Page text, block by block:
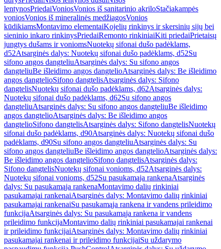
lentynosPriedaiVoniosVonios iš sanitarinio akriloStačiakampės
voniosVonios iš mineralinės medžiagosVonios
kūdikiamsMontavimo elementaiKojelių rinkinys ir skersinių sijų bei
sieninio inkaro rinkinysPriedaiRemonto rinkiniaiKiti priedaiPrietaisų
jungtys dušams ir voniomsNuotekų sifonai dušo padėklams,
d52Atsarginės dalys: Nuotekų sifonai dušo padėklams, d52Su
sifono angos dangteliuAtsarginės dalys: Su sifono angos
dangteliuBe išleidimo angos dangtelioAtsarginės dalys: Be išleidimo
angos dangtelioSifono dangtelisAtsarginės dalys: Sifono
dangtelisNuotekų sifonai dušo padėklams, d62Atsarginės dalys:
Nuotekų sifonai dušo padėklams, d62Su sifono angos
dangteliuAtsarginės dalys: Su sifono angos dangteliuBe išleidimo
angos dangtelioAtsarginės dalys: Be išleidimo angos
dangtelioSifono dangtelisAtsarginės dalys: Sifono dangtelisNuotekų
sifonai dušo padėklams, d90Atsarginės dalys: Nuotekų sifonai dušo
padėklams, d90Su sifono angos dangteliuAtsarginės dalys: Su
sifono angos dangteliuBe išleidimo angos dangtelioAtsarginės dalys:
Be išleidimo angos dangtelioSifono dangtelisAtsarginės dalys:
Sifono dangtelisNuotekų sifonai vonioms, d52Atsarginės dalys:
Nuotekų sifonai vonioms, d52Su pasukamąja rankenaAtsarginės
dalys: Su pasukamąja rankenaMontavimo dalių rinkiniai
pasukamajai rankenaiAtsarginės dalys: Montavimo dalių rinkiniai
pasukamajai rankenaiSu pasukamąja rankena ir vandens prileidimo
funkcijaAtsarginės dalys: Su pasukamąja rankena ir vandens
prileidimo funkcijaMontavimo dalių rinkiniai pasukamajai rankenai
ir prileidimo funkcijaiAtsarginės dalys: Montavimo dalių rinkiniai
pasukamajai rankenai ir prileidimo funkcijaiSu uždarymo